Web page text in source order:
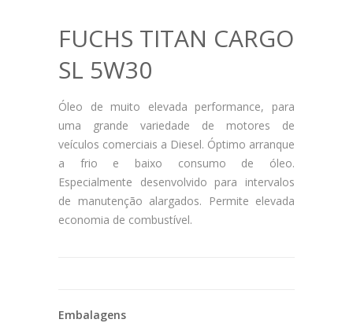
FUCHS TITAN CARGO
SL 5W30
Óleo de muito elevada performance, para
uma grande variedade de motores de
veículos comerciais a Diesel. Óptimo arranque
a frio e baixo consumo de óleo.
Especialmente desenvolvido para intervalos
de manutenção alargados. Permite elevada
economia de combustível.
Embalagens